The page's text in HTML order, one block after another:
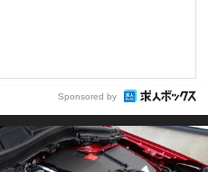
Sponsored by